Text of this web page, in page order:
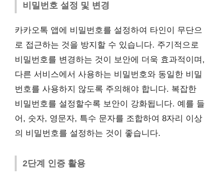
비밀번호 설정 및 변경
카카오톡 앱에 비밀번호를 설정하여 타인이 무단으
로 접근하는 것을 방지할 수 있습니다. 주기적으로
비밀번호를 변경하는 것이 보안에 더욱 효과적이며,
다른 서비스에서 사용하는 비밀번호와 동일한 비밀
번호를 사용하지 않도록 주의해야 합니다. 복잡한
비밀번호를 설정할수록 보안이 강화됩니다. 예를 들
어, 숫자, 영문자, 특수 문자를 조합하여 8자리 이상
의 비밀번호를 설정하는 것이 좋습니다.
2단계 인증 활용